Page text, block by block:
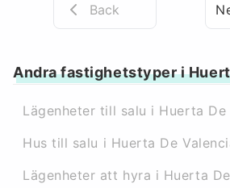
Back
Andra fastighetstyper i
Lägenheter till salu i Huerta De
Hus till salu i Huerta De
Lägenheter att hyra i Huerta